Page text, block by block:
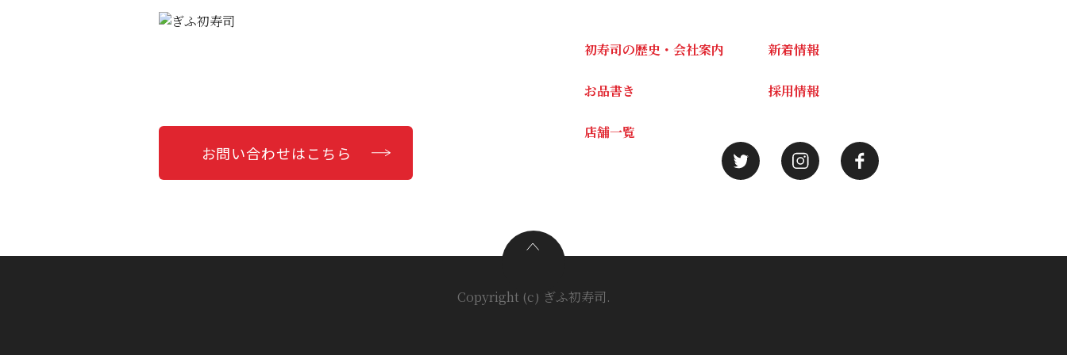
お問い合わせはこちら
初寿司の歴史・会社案内 新着情報
お品書き 採用情報
店舗一覧
Copyright (c) ぎふ初寿司.